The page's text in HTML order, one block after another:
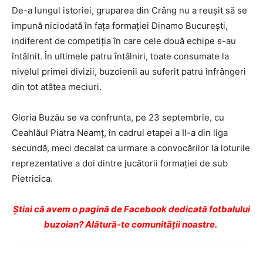
De-a lungul istoriei, gruparea din Crâng nu a reușit să se
impună niciodată în fața formației Dinamo București,
indiferent de competiția în care cele două echipe s-au
întâlnit. În ultimele patru întâlniri, toate consumate la
nivelul primei divizii, buzoienii au suferit patru înfrângeri
din tot atâtea meciuri.
Gloria Buzău se va confrunta, pe 23 septembrie, cu
Ceahlăul Piatra Neamț, în cadrul etapei a II-a din liga
secundă, meci decalat ca urmare a convocărilor la loturile
reprezentative a doi dintre jucătorii formației de sub
Pietricica.
Ştiai că avem o pagină de Facebook dedicată fotbalului
buzoian? Alătură-te comunității noastre.